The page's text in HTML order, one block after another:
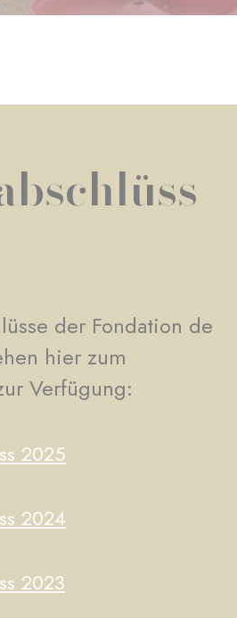
der Fondation de
hier zum
Verfügung:
2025
2024
2023